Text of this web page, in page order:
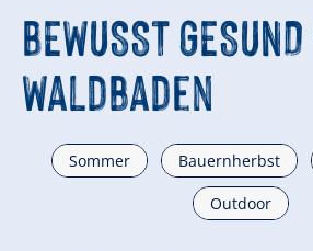
BEWUSST
Waldbaden
Sommer Bauernherbst
Outdoor